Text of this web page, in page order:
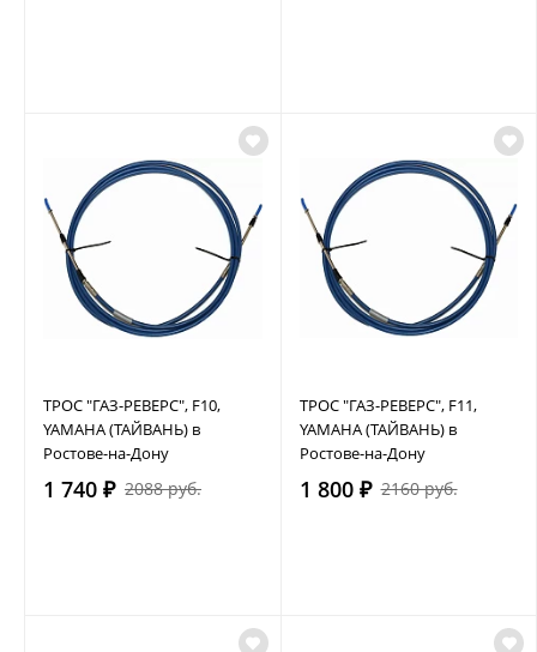
ТРОС "ГАЗ-РЕВЕРС", F10,
YAMAHA (ТАЙВАНЬ) в
Ростове-на-Дону
1 740 ₽ 2088 руб.
ТРОС "ГАЗ-РЕВЕРС", F11,
YAMAHA (ТАЙВАНЬ) в
Ростове-на-Дону
1 800 ₽ 2160 руб.